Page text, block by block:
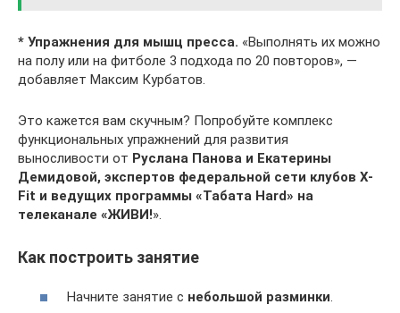
* Упражнения для мышц пресса. «Выполнять их можно
на полу или на фитболе 3 подхода по 20 повторов», —
добавляет Максим Курбатов.
Это кажется вам скучным? Попробуйте комплекс
функциональных упражнений для развития
выносливости от Руслана Панова и Екатерины
Демидовой, экспертов федеральной сети клубов X-
Fit и ведущих программы «Табата Hard» на
телеканале «ЖИВИ!».
Как построить занятие
Начните занятие с небольшой разминки.